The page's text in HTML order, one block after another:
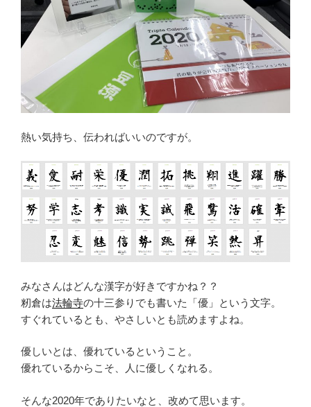
熱い気持ち、伝わればいいのですが。
みなさんはどんな漢字が好きですかね？？
籾倉は法輪寺の十三参りでも書いた「優」という文字。
すぐれているとも、やさしいとも読めますよね。
優しいとは、優れているということ。
優れているからこそ、人に優しくなれる。
そんな2020年でありたいなと、改めて思います。